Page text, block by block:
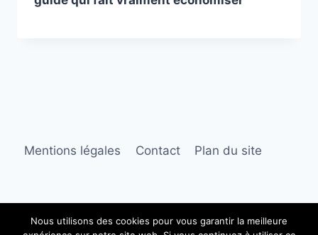
Mentions légales Contact Plan du site
Nous utilisons des cookies pour vous garantir la meilleure